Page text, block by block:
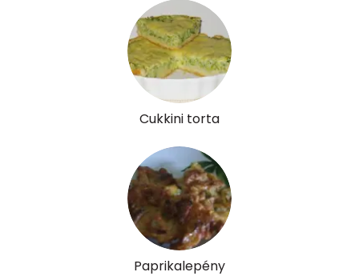
Cukkini torta
Paprikalepény